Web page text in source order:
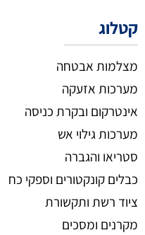
קטלוג
מצלמות אבטחה
מערכות אזעקה
אינטרקום ובקרת כניסה
מערכות גילוי אש
סטריאו והגברה
כבלים קונקטורים וספקי כח
ציוד רשת ותקשורת
מקרנים ומסכים